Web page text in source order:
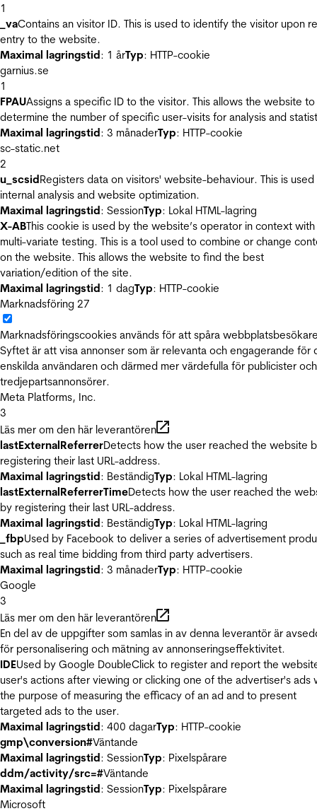
1
_vaContains an visitor ID. This is used to identify the visitor upon
entry to the website.
Maximal lagringstid: 1 årTyp: HTTP-cookie
garnius.se
1
FPAUAssigns a specific ID to the visitor. This allows the website to
determine the number of specific user-visits for analysis and
Maximal lagringstid: 3 månaderTyp: HTTP-cookie
sc-static.net
2
u_scsidRegisters data on visitors' website-behaviour. This is
internal analysis and website optimization.
Maximal lagringstid: SessionTyp: Lokal HTML-lagring
X-ABThis cookie is used by the website’s operator in context with
multi-variate testing. This is a tool used to combine or change
on the website. This allows the website to find the best
variation/edition of the site.
Maximal lagringstid: 1 dagTyp: HTTP-cookie
Marknadsföring 27
Marknadsföringscookies används för att spåra
Syftet är att visa annonser som är relevanta och engagerande för
enskilda användaren och därmed mer värdefulla för publicister och
tredjepartsannonsörer.
Meta Platforms, Inc.
3
Läs mer om den här leverantören
lastExternalReferrerDetects how the user reached the website
registering their last URL-address.
Maximal lagringstid: BeständigTyp: Lokal HTML-lagring
lastExternalReferrerTimeDetects how the user reached the
by registering their last URL-address.
Maximal lagringstid: BeständigTyp: Lokal HTML-lagring
_fbpUsed by Facebook to deliver a series of advertisement
such as real time bidding from third party advertisers.
Maximal lagringstid: 3 månaderTyp: HTTP-cookie
Google
3
Läs mer om den här leverantören
En del av de uppgifter som samlas in av denna leverantör är
för personalisering och mätning av annonseringseffektivitet.
IDEUsed by Google DoubleClick to register and report the
user's actions after viewing or clicking one of the advertiser's ads
the purpose of measuring the efficacy of an ad and to present
targeted ads to the user.
Maximal lagringstid: 400 dagarTyp: HTTP-cookie
gmp\conversion#Väntande
Maximal lagringstid: SessionTyp: Pixelspårare
ddm/activity/src=#Väntande
Maximal lagringstid: SessionTyp: Pixelspårare
Microsoft